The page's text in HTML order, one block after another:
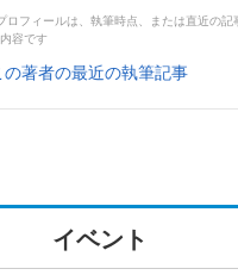
ロフィールは、執筆時点、または直近の記
容です
の著者の最近の執筆記事
イベント